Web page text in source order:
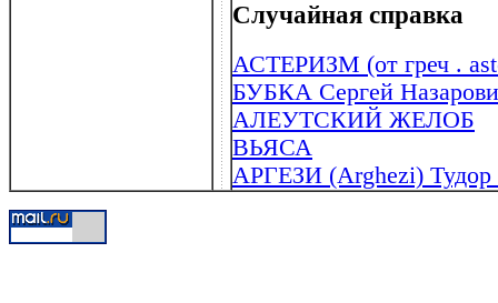
Случайная справка
АСТЕРИЗМ (от греч .
БУБКА Сергей
АЛЕУТСКИЙ ЖЕЛОБ
ВЬЯСА
АРГЕЗИ (Arghezi) Тудор